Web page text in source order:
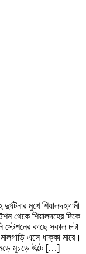
মুখে শিয়ালদহগামী
থেকে শিয়ালদহের দিকে
স্টেশনের কাছে সকাল ৮টা
এসে ধাক্কা মারে।
মুচড়ে উল্টে […]